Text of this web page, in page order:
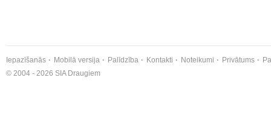
Iepazīšanās Mobilā versija Palīdzība Kontakti Noteikumi Privātums
© 2004 - 2026 SIA Draugiem